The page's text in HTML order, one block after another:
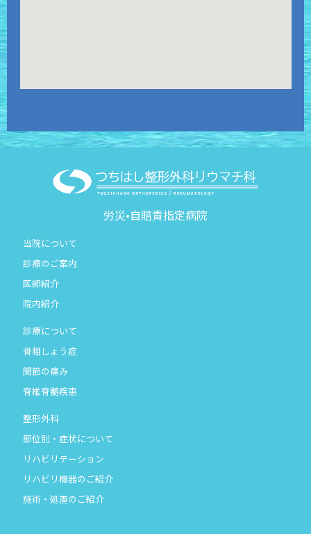
労災•自賠責指定病院
当院について
診療のご案内
医師紹介
院内紹介
診療について
骨粗しょう症
関節の痛み
脊椎脊髄疾患
整形外科
部位別・症状について
リハビリテーション
リハビリ機器のご紹介
施術・処置のご紹介